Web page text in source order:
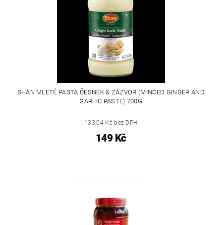
SHAN MLETÉ PASTA ČESNEK & ZÁZVOR (MINCED GINGER AND
GARLIC PASTE) 700G
133,04 Kč bez DPH
149 Kč